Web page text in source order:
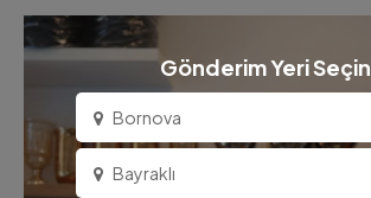
Gönderim Yeri Seçin
Bornova
Bayraklı